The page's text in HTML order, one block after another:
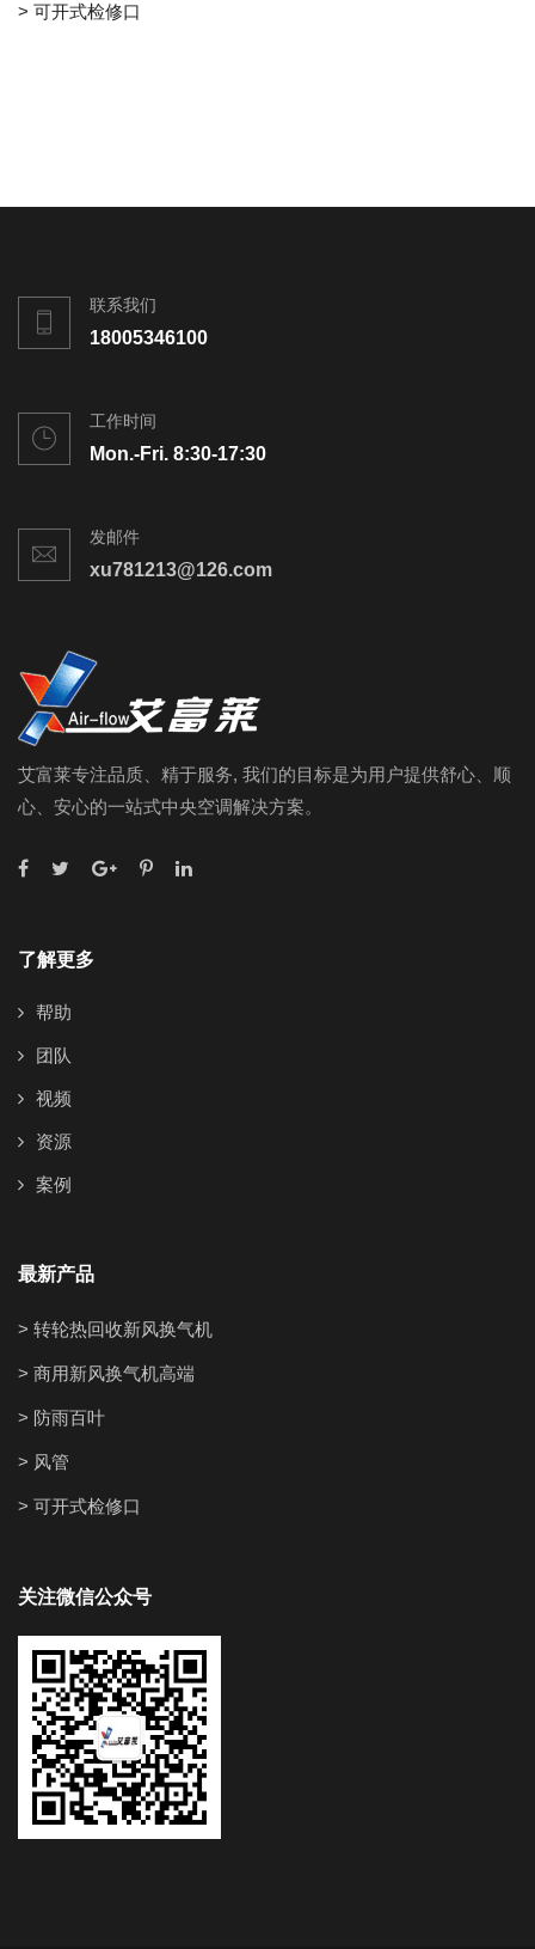
> 可开式检修口
联系我们
18005346100
工作时间
Mon.-Fri. 8:30-17:30
发邮件
xu781213@126.com
艾富莱专注品质、精于服务, 我们的目标是为用户提供舒心、顺
心、安心的一站式中央空调解决方案。
了解更多
帮助
团队
视频
资源
案例
最新产品
> 转轮热回收新风换气机
> 商用新风换气机高端
> 防雨百叶
> 风管
> 可开式检修口
关注微信公众号